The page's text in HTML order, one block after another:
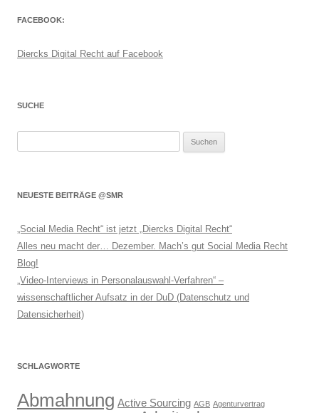
FACEBOOK:
Diercks Digital Recht auf Facebook
SUCHE
nach:
NEUESTE BEITRÄGE @SMR
„Social Media Recht“ ist jetzt „Diercks Digital Recht“
Alles neu macht der… Dezember. Mach’s gut Social Media Recht
Blog!
„Video-Interviews in Personalauswahl-Verfahren“ –
wissenschaftlicher Aufsatz in der DuD (Datenschutz und
Datensicherheit)
SCHLAGWORTE
Abmahnung Active Sourcing AGB Agenturvertrag